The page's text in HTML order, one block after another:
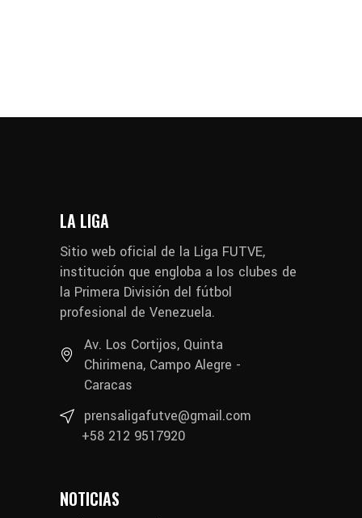
LA LIGA
Sitio web oficial de la Liga FUTVE,
institución que engloba a los clubes de
la Primera División del fútbol
profesional de Venezuela.
Av. Los Cortijos, Quinta
Chirimena, Campo Alegre -
Caracas
prensaligafutve@gmail.com
+58 212 9517920
NOTICIAS